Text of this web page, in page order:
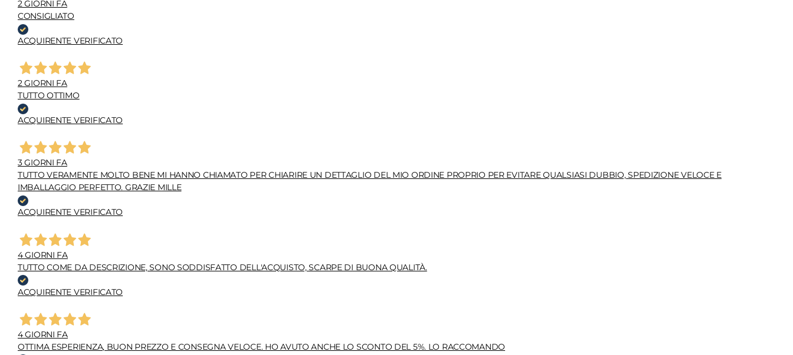
2 GIORNI FA
CONSIGLIATO
ACQUIRENTE VERIFICATO
2 GIORNI FA
TUTTO OTTIMO
ACQUIRENTE VERIFICATO
3 GIORNI FA
TUTTO VERAMENTE MOLTO BENE MI HANNO CHIAMATO PER CHIARIRE UN DETTAGLIO DEL MIO ORDINE PROPRIO PER EVITARE QUALSIASI DUBBIO, SPEDIZIONE VELOCE E
IMBALLAGGIO PERFETTO. GRAZIE MILLE
ACQUIRENTE VERIFICATO
4 GIORNI FA
TUTTO COME DA DESCRIZIONE, SONO SODDISFATTO DELL'ACQUISTO, SCARPE DI BUONA QUALITÀ.
ACQUIRENTE VERIFICATO
4 GIORNI FA
OTTIMA ESPERIENZA, BUON PREZZO E CONSEGNA VELOCE. HO AVUTO ANCHE LO SCONTO DEL 5%. LO RACCOMANDO